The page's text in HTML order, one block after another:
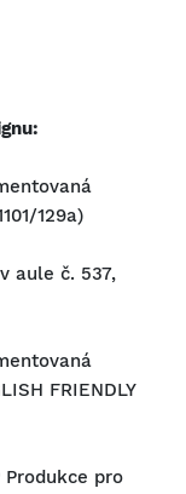
129a)
aule č. 537,
FRIENDLY
Produkce pro